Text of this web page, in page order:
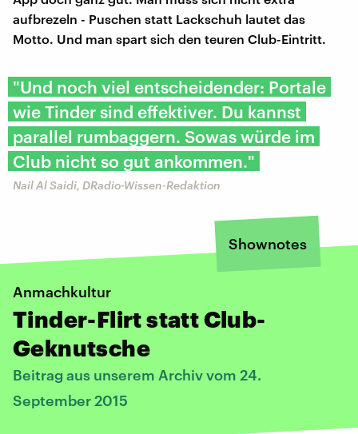
aufbrezeln - Puschen statt Lackschuh lautet das
Motto. Und man spart sich den teuren Club-Eintritt.
"Und noch viel entscheidender: Portale
wie Tinder sind effektiver. Du kannst
parallel rumbaggern. Sowas würde im
Club nicht so gut ankommen."
Nail Al Saidi, DRadio-Wissen-Redaktion
Shownotes
Anmachkultur
Tinder-Flirt statt Club-
Geknutsche
Beitrag aus unserem Archiv vom 24.
September 2015